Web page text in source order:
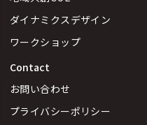
ダイナミクスデザイン
ワークショップ
Contact
お問い合わせ
プライバシーポリシー